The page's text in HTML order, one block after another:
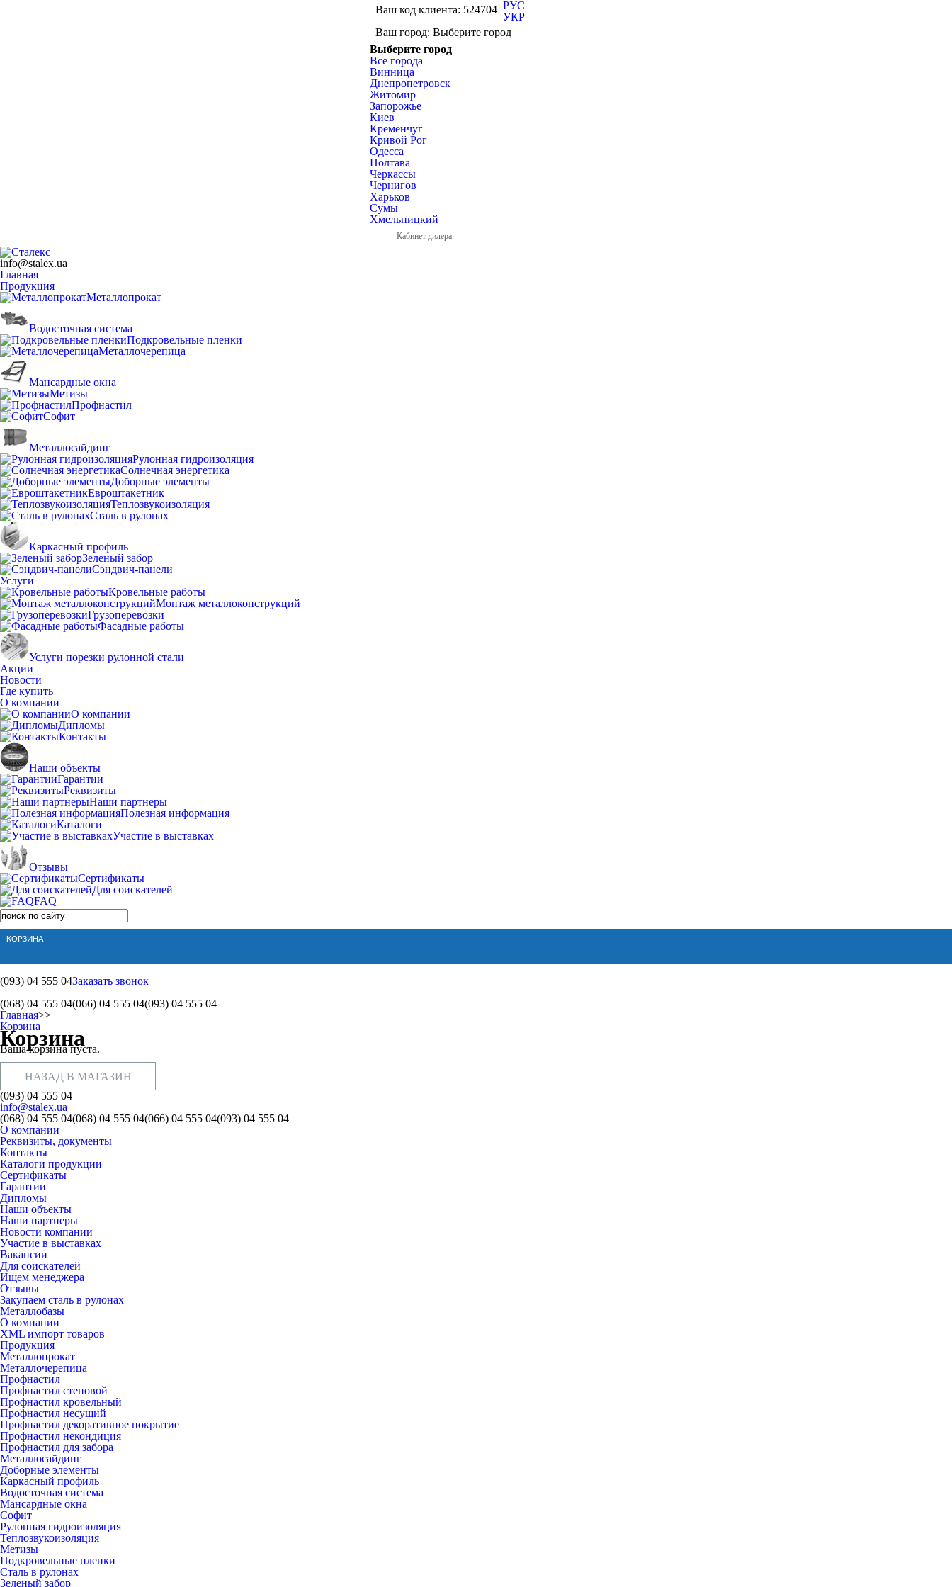
Ваш код клиента: 524704 РУС
УКР
Ваш город: Выберите город
Выберите город
Все города
Винница
Днепропетровск
Житомир
Запорожье
Киев
Кременчуг
Кривой Рог
Одесса
Полтава
Черкассы
Чернигов
Харьков
Сумы
Хмельницкий
Кабинет дилера
info@stalex.ua
Главная
Продукция
Металлопрокат
Водосточная система
Подкровельные пленки
Металлочерепица
Мансардные окна
Метизы
Профнастил
Софит
Металлосайдинг
Рулонная гидроизоляция
Солнечная энергетика
Доборные элементы
Евроштакетник
Теплозвукоизоляция
Сталь в рулонах
Каркасный профиль
Зеленый забор
Сэндвич-панели
Услуги
Кровельные работы
Монтаж металлоконструкций
Грузоперевозки
Фасадные работы
Услуги порезки рулонной стали
Акции
Новости
Где купить
О компании
О компании
Дипломы
Контакты
Наши объекты
Гарантии
Реквизиты
Наши партнеры
Полезная информация
Каталоги
Участие в выставках
Отзывы
Сертификаты
Для соискателей
FAQ
КОРЗИНА
(093) 04 555 04Заказать звонок
(068) 04 555 04(066) 04 555 04(093) 04 555 04
Главная>>
Корзина
Корзина
Ваша корзина пуста.
НАЗАД В МАГАЗИН
(093) 04 555 04
info@stalex.ua
(068) 04 555 04(068) 04 555 04(066) 04 555 04(093) 04 555 04
О компании
Реквизиты, документы
Контакты
Каталоги продукции
Сертификаты
Гарантии
Дипломы
Наши объекты
Наши партнеры
Новости компании
Участие в выставках
Вакансии
Для соискателей
Ищем менеджера
Отзывы
Закупаем сталь в рулонах
Металлобазы
О компании
XML импорт товаров
Продукция
Металлопрокат
Металлочерепица
Профнастил
Профнастил стеновой
Профнастил кровельный
Профнастил несущий
Профнастил декоративное покрытие
Профнастил некондиция
Профнастил для забора
Металлосайдинг
Доборные элементы
Каркасный профиль
Водосточная система
Мансардные окна
Софит
Рулонная гидроизоляция
Теплозвукоизоляция
Метизы
Подкровельные пленки
Сталь в рулонах
Зеленый забор